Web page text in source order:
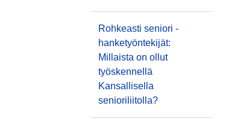
Rohkeasti seniori -
hanketyöntekijät:
Millaista on ollut
työskennellä
Kansallisella
senioriliitolla?